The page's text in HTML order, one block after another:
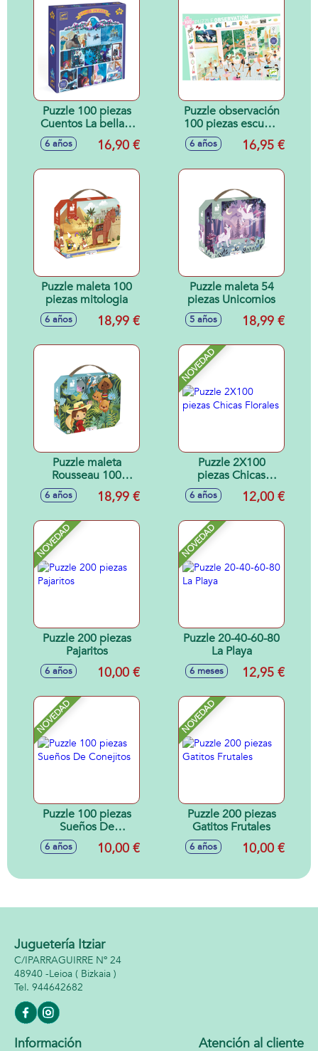
Puzzle 100 piezas
Cuentos La bella y
la bestia
6 años 16,90 €
Puzzle observación
100 piezas escuela
de baile
6 años 16,95 €
Puzzle maleta 100
piezas mitologia
6 años 18,99 €
Puzzle maleta 54
piezas Unicornios
5 años 18,99 €
Puzzle maleta
Rousseau 100
piezas
6 años 18,99 €
NOVEDAD
Puzzle 2X100
piezas Chicas
Florales
6 años 12,00 €
NOVEDAD
Puzzle 200 piezas
Pajaritos
6 años 10,00 €
NOVEDAD
Puzzle 20-40-60-80
La Playa
6 meses 12,95 €
NOVEDAD
Puzzle 100 piezas
Sueños De
Conejitos
6 años 10,00 €
NOVEDAD
Puzzle 200 piezas
Gatitos Frutales
6 años 10,00 €
Juguetería Itziar
C/IPARRAGUIRRE Nº 24
48940 -Leioa ( Bizkaia )
944642682
Información Atención al cliente